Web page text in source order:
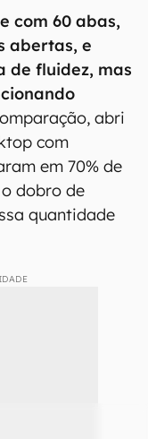
com 60 abas,
abertas, e
de fluidez, mas
abri
com
em 70% de
dobro de
quantidade